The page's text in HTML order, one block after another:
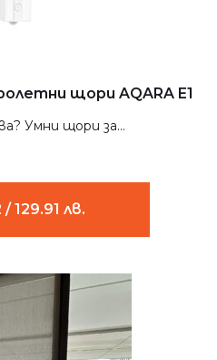
щори AQARA E1
Умни щори за...
129.91 лв.